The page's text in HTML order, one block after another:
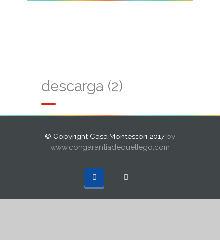
descarga (2)
© Copyright Casa Montessori 2017 by
www.congarantiadequellego.com